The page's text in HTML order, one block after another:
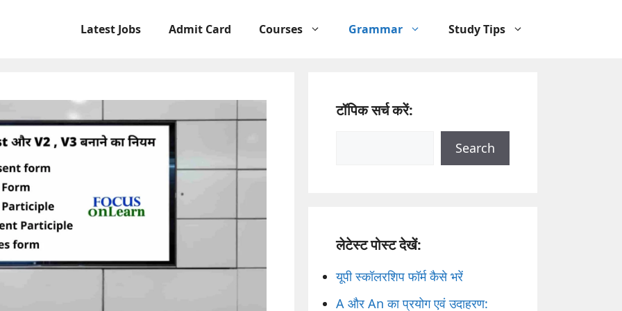
Latest Jobs Admit Card Courses Grammar Study Tips
टॉपिक सर्च करें:
Search
लेटेस्ट पोस्ट देखें:
यूपी स्कॉलरशिप फॉर्म कैसे भरें
A और An का प्रयोग एवं उदाहरण: